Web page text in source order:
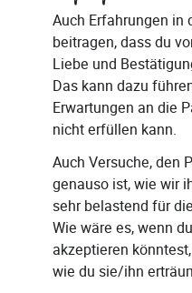
Auch Erfahrungen in
beitragen, dass du
Liebe und
Das kann dazu
Erwartungen an die
nicht erfüllen kann.
Auch Versuche, den
genauso ist, wie wir
sehr belastend für
Wie wäre es, wenn
akzeptieren
wie du sie/ihn